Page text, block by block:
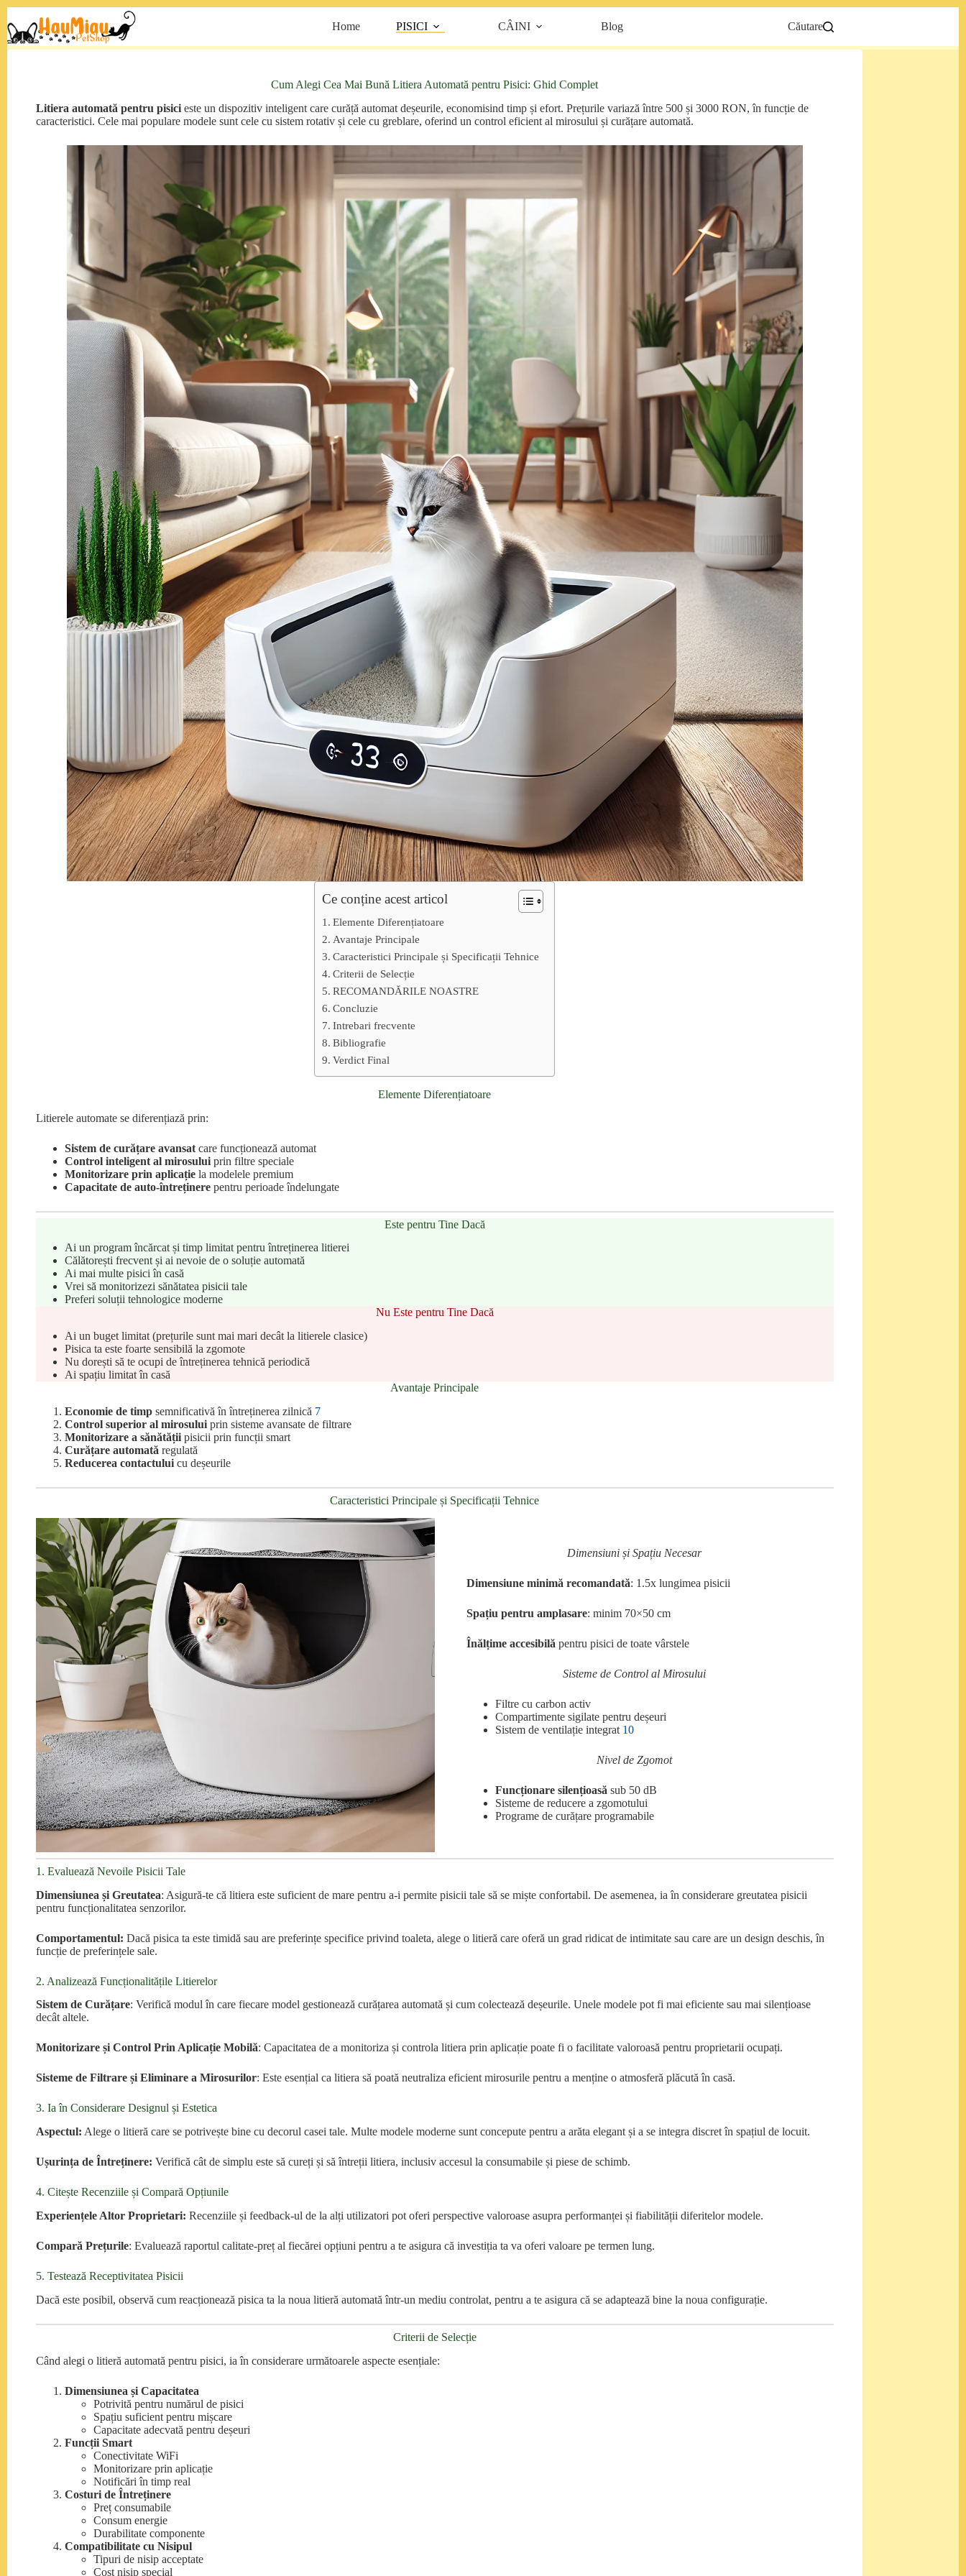
la
conținut
Home PISICI CÂINI Blog Căutare
Cum Alegi Cea Mai Bună Litiera Automată pentru Pisici: Ghid Complet
Litiera automată pentru pisici este un dispozitiv inteligent care curăță automat deșeurile, economisind timp și efort. Prețurile variază între 500 și 3000 RON, în funcție de
caracteristici. Cele mai populare modele sunt cele cu sistem rotativ și cele cu greblare, oferind un control eficient al mirosului și curățare automată.
Ce conține acest articol
Elemente Diferențiatoare
Avantaje Principale
Caracteristici Principale și Specificații Tehnice
Criterii de Selecție
RECOMANDĂRILE NOASTRE
Concluzie
Intrebari frecvente
Bibliografie
Verdict Final
Elemente Diferențiatoare
Litierele automate se diferențiază prin:
Sistem de curățare avansat care funcționează automat
Control inteligent al mirosului prin filtre speciale
Monitorizare prin aplicație la modelele premium
Capacitate de auto-întreținere pentru perioade îndelungate
Este pentru Tine Dacă
Ai un program încărcat și timp limitat pentru întreținerea litierei
Călătorești frecvent și ai nevoie de o soluție automată
Ai mai multe pisici în casă
Vrei să monitorizezi sănătatea pisicii tale
Preferi soluții tehnologice moderne
Nu Este pentru Tine Dacă
Ai un buget limitat (prețurile sunt mai mari decât la litierele clasice)
Pisica ta este foarte sensibilă la zgomote
Nu dorești să te ocupi de întreținerea tehnică periodică
Ai spațiu limitat în casă
Avantaje Principale
Economie de timp semnificativă în întreținerea zilnică 7
Control superior al mirosului prin sisteme avansate de filtrare
Monitorizare a sănătății pisicii prin funcții smart
Curățare automată regulată
Reducerea contactului cu deșeurile
Caracteristici Principale și Specificații Tehnice
Dimensiuni și Spațiu Necesar
Dimensiune minimă recomandată: 1.5x lungimea pisicii
Spațiu pentru amplasare: minim 70×50 cm
Înălțime accesibilă pentru pisici de toate vârstele
Sisteme de Control al Mirosului
Filtre cu carbon activ
Compartimente sigilate pentru deșeuri
Sistem de ventilație integrat 10
Nivel de Zgomot
Funcționare silențioasă sub 50 dB
Sisteme de reducere a zgomotului
Programe de curățare programabile
1. Evaluează Nevoile Pisicii Tale
Dimensiunea și Greutatea: Asigură-te că litiera este suficient de mare pentru a-i permite pisicii tale să se miște confortabil. De asemenea, ia în considerare greutatea pisicii
pentru funcționalitatea senzorilor.
Comportamentul: Dacă pisica ta este timidă sau are preferințe specifice privind toaleta, alege o litieră care oferă un grad ridicat de intimitate sau care are un design deschis, în
funcție de preferințele sale.
2. Analizează Funcționalitățile Litierelor
Sistem de Curățare: Verifică modul în care fiecare model gestionează curățarea automată și cum colectează deșeurile. Unele modele pot fi mai eficiente sau mai silențioase
decât altele.
Monitorizare și Control Prin Aplicație Mobilă: Capacitatea de a monitoriza și controla litiera prin aplicație poate fi o facilitate valoroasă pentru proprietarii ocupați.
Sisteme de Filtrare și Eliminare a Mirosurilor: Este esențial ca litiera să poată neutraliza eficient mirosurile pentru a menține o atmosferă plăcută în casă.
3. Ia în Considerare Designul și Estetica
Aspectul: Alege o litieră care se potrivește bine cu decorul casei tale. Multe modele moderne sunt concepute pentru a arăta elegant și a se integra discret în spațiul de locuit.
Ușurința de Întreținere: Verifică cât de simplu este să cureți și să întreții litiera, inclusiv accesul la consumabile și piese de schimb.
4. Citește Recenziile și Compară Opțiunile
Experiențele Altor Proprietari: Recenziile și feedback-ul de la alți utilizatori pot oferi perspective valoroase asupra performanței și fiabilității diferitelor modele.
Compară Prețurile: Evaluează raportul calitate-preț al fiecărei opțiuni pentru a te asigura că investiția ta va oferi valoare pe termen lung.
5. Testează Receptivitatea Pisicii
Dacă este posibil, observă cum reacționează pisica ta la noua litieră automată într-un mediu controlat, pentru a te asigura că se adaptează bine la noua configurație.
Criterii de Selecție
Când alegi o litieră automată pentru pisici, ia în considerare următoarele aspecte esențiale:
Dimensiunea și Capacitatea
Potrivită pentru numărul de pisici
Spațiu suficient pentru mișcare
Capacitate adecvată pentru deșeuri
Funcții Smart
Conectivitate WiFi
Monitorizare prin aplicație
Notificări în timp real
Costuri de Întreținere
Preț consumabile
Consum energie
Durabilitate componente
Compatibilitate cu Nisipul
Tipuri de nisip acceptate
Cost nisip special